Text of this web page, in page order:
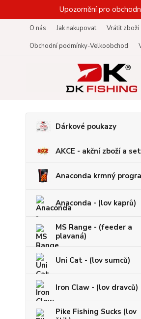
Upozornění pro
O nás Jak nakupovat Vrátit zboží
Obchodní podmínky-Velkoobchod
Dárkové poukazy
AKCE - akční zboží a
Anaconda krmný
Anaconda - (lov kaprů)
MS Range - (feeder a
plavaná)
Uni Cat - (lov sumců)
Iron Claw - (lov dravců)
Pike Fishing Sucks (lov